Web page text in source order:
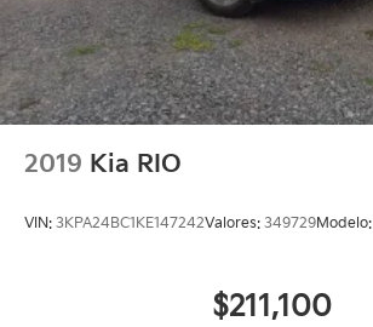
2019 Kia RIO
VIN: 3KPA24BC1KE147242Valores: 349729Modelo:
$211,100